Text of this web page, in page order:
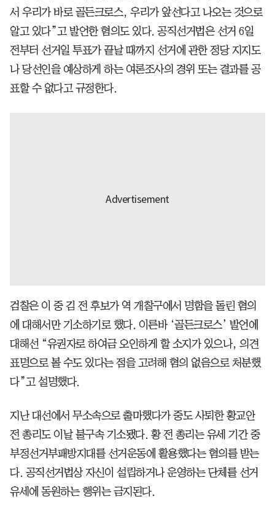
서 우리가 바로 골든크로스, 우리가 앞선다고 나오는 것으로
알고 있다”고 발언한 혐의도 있다. 공직선거법은 선거 6일
전부터 선거일 투표가 끝날 때까지 선거에 관한 정당 지지도
나 당선인을 예상하게 하는 여론조사의 경위 또는 결과를 공
표할 수 없다고 규정한다.
검찰은 이 중 김 전 후보가 역 개찰구에서 명함을 돌린 혐의
에 대해서만 기소하기로 했다. 이른바 ‘골든크로스’ 발언에
대해선 “유권자로 하여금 오인하게 할 소지가 있으나, 의견
표명으로 볼 수도 있다는 점을 고려해 혐의 없음으로 처분했
다”고 설명했다.
지난 대선에서 무소속으로 출마했다가 중도 사퇴한 황교안
전 총리도 이날 불구속 기소됐다. 황 전 총리는 유세 기간 중
부정선거부패방지대를 선거운동에 활용했다는 혐의를 받는
다. 공직선거법상 자신이 설립하거나 운영하는 단체를 선거
유세에 동원하는 행위는 금지된다.